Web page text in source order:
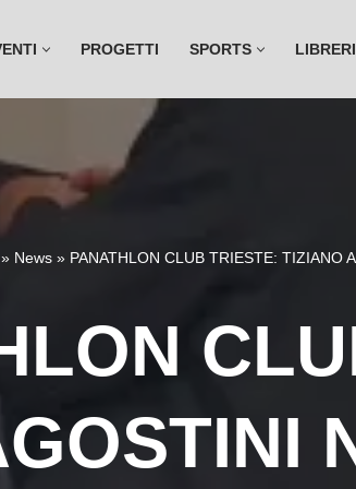
PROGETTI SPORTS
» News » PANATHLON CLUB TRIESTE: TIZIANO